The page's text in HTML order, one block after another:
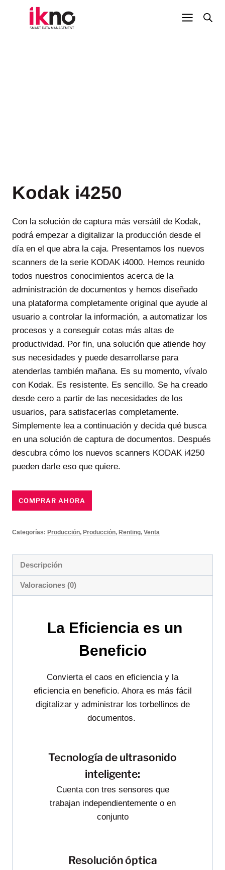
Kodak i4250
Con la solución de captura más versátil de Kodak,
podrá empezar a digitalizar la producción desde el
día en el que abra la caja. Presentamos los nuevos
scanners de la serie KODAK i4000. Hemos reunido
todos nuestros conocimientos acerca de la
administración de documentos y hemos diseñado
una plataforma completamente original que ayude al
usuario a controlar la información, a automatizar los
procesos y a conseguir cotas más altas de
productividad. Por fin, una solución que atiende hoy
sus necesidades y puede desarrollarse para
atenderlas también mañana. Es su momento, vívalo
con Kodak. Es resistente. Es sencillo. Se ha creado
desde cero a partir de las necesidades de los
usuarios, para satisfacerlas completamente.
Simplemente lea a continuación y decida qué busca
en una solución de captura de documentos. Después
descubra cómo los nuevos scanners KODAK i4250
pueden darle eso que quiere.
COMPRAR AHORA
Categorías: Producción, Producción, Renting, Venta
Descripción
Valoraciones (0)
La Eficiencia es un
Beneficio
Convierta el caos en eficiencia y la
eficiencia en beneficio. Ahora es más fácil
digitalizar y administrar los torbellinos de
documentos.
Tecnología de ultrasonido
inteligente:
Cuenta con tres sensores que
trabajan independientemente o en
conjunto
Resolución óptica